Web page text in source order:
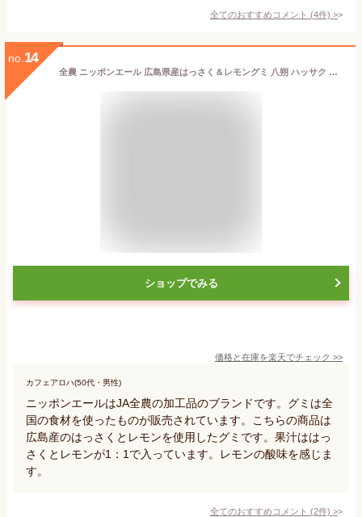
全てのおすすめコメント (4件) >
no. 14
全農 ニッポンエール 広島県産はっさく＆レモングミ 八朔 ハッサク 檸檬 ご当地グミ お菓子 フルーツグミ 果実グミ グルメ 名産 お土産 おみやげ
ショップでみる
価格と在庫を楽天でチェック >>
カフェアロハ(50代・男性)
ニッポンエールはJA全農の加工品のブランドです。グミは全
国の食材を使ったものが販売されています。こちらの商品は
広島産のはっさくとレモンを使用したグミです。果汁ははっ
さくとレモンが1：1で入っています。レモンの酸味を感じま
す。
全てのおすすめコメント (2件) >